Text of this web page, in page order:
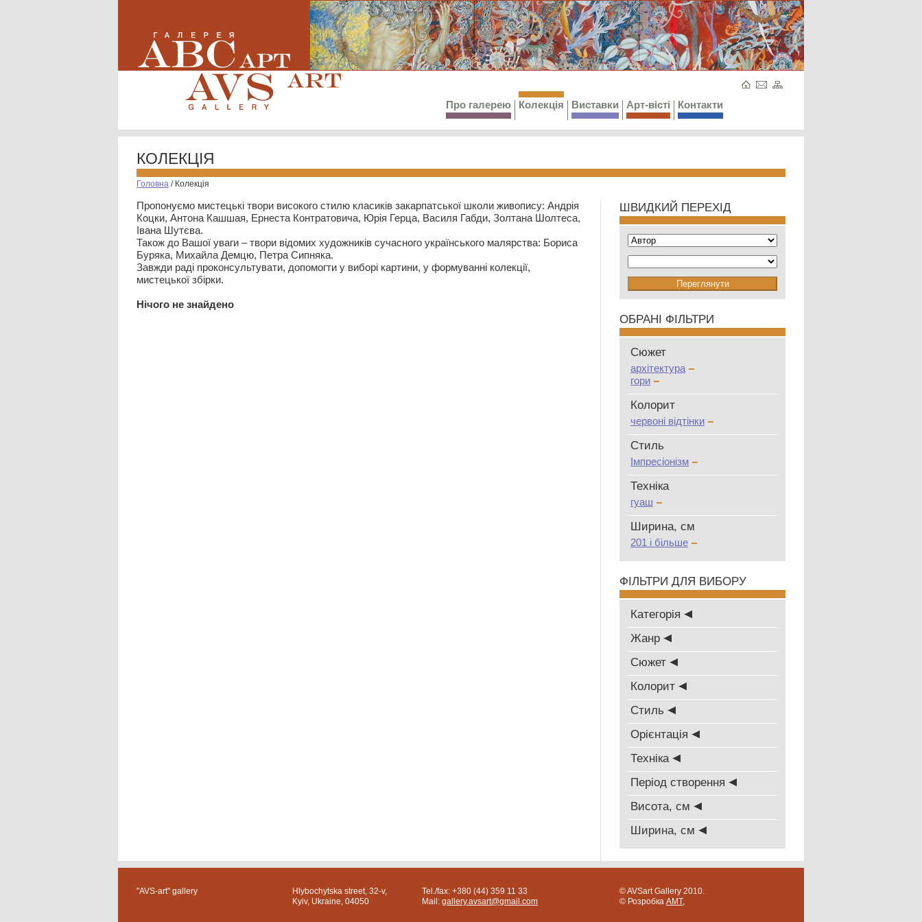
Про галерею Колекція Виставки Арт-вісті Контакти
КОЛЕКЦІЯ
Головна / Колекція
Пропонуємо мистецькі твори високого стилю класиків закарпатської школи живопису: Андрія
Коцки, Антона Кашшая, Ернеста Контратовича, Юрія Герца, Василя Габди, Золтана Шолтеса,
Івана Шутєва.
Також до Вашої уваги – твори відомих художників сучасного українського малярства: Бориса
Буряка, Михайла Демцю, Петра Сипняка.
Завжди раді проконсультувати, допомогти у виборі картини, у формуванні колекції,
мистецької збірки.
Нiчого не знайдено
ШВИДКИЙ ПЕРЕХІД
ОБРАНІ ФІЛЬТРИ
Сюжет
архітектура
гори
Колорит
червоні відтінки
Стиль
Імпресіонізм
Техніка
гуаш
Ширина, см
201 і більше
ФІЛЬТРИ ДЛЯ ВИБОРУ
Категорія
Жанр
Сюжет
Колорит
Стиль
Oрієнтація
Техніка
Період створення
Висота, см
Ширина, см
"AVS-art" gallery
Hlybochytska street, 32-v,
Kyiv, Ukraine, 04050
Tel./fax: +380 (44) 359 11 33
Mail: gallery.avsart@gmail.com
© AVSart Gallery 2010.
© Розробка AMT,